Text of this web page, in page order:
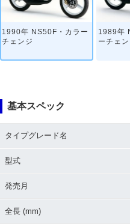
1990年 NS50F・カラー
チェンジ
1989年
ーチェン
基本スペック
タイプグレード名
型式
発売月
全長 (mm)